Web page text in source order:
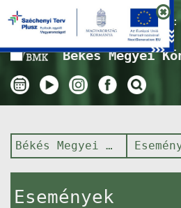
Nyitvatartás
Békés Megyei
Békés Megyei Könyvtár
Események